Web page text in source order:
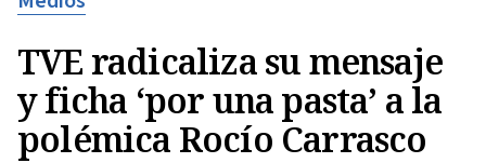
TVE radicaliza su mensaje
y ficha ‘por una pasta’ a la
polémica Rocío Carrasco